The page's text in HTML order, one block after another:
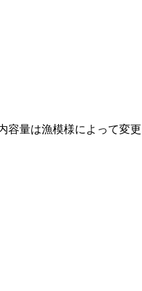
量は漁模様によって変